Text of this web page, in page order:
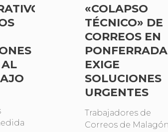
AL
«COLAPSO
TÉCNICO» DE
CORREOS EN
EXIGE
SOLUCIONES
URGENTES
Trabajadores de
Correos de